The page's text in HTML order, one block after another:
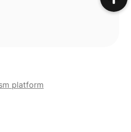
two areas. What stood out
platform